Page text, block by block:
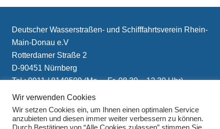
Deutscher Wasserstraßen- und Schifffahrtsverein Rhein-
Main-Donau e.V
Rotterdamer Straße 2
D-90451 Nürnberg
Tel.: 0911 / 8149509 (Mo. – Fr. 08.30 – 12.30 Uhr)
E-Mail: info(at)schifffahrtsverein.de
Wir verwenden Cookies
Wir setzen Cookies ein, um Ihnen einen optimalen Service
anzubieten und diesen immer weiter verbessern zu können.